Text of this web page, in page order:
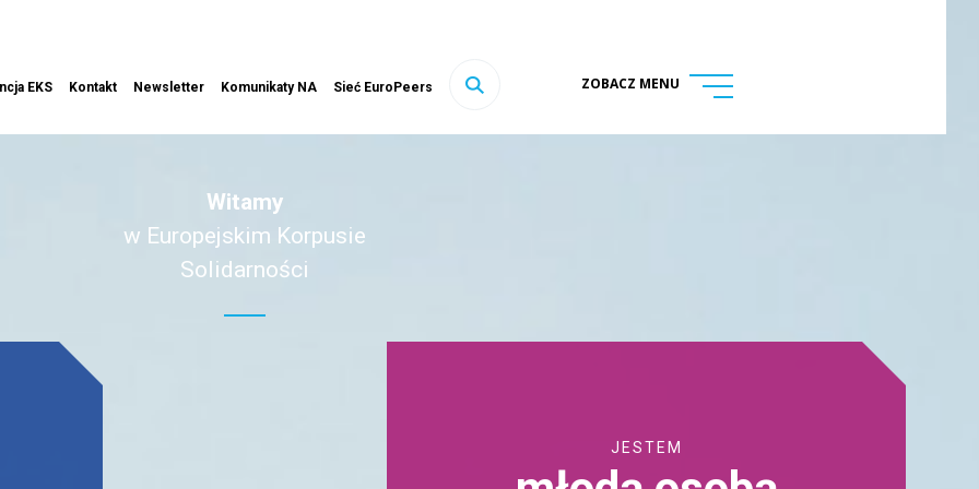
EKS Kontakt Newsletter Komunikaty NA Sieć EuroPeers szukaj na stronieZOBACZ MENU menu
Witamy
w Europejskim Korpusie
Solidarności
JESTEM